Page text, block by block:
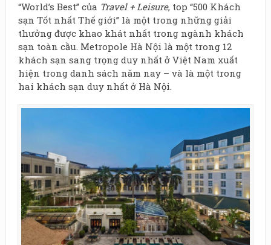
“World’s Best” của Travel + Leisure, top “500 Khách
sạn Tốt nhất Thế giới” là một trong những giải
thưởng được khao khát nhất trong ngành khách
sạn toàn cầu. Metropole Hà Nội là một trong 12
khách sạn sang trọng duy nhất ở Việt Nam xuất
hiện trong danh sách năm nay – và là một trong
hai khách sạn duy nhất ở Hà Nội.